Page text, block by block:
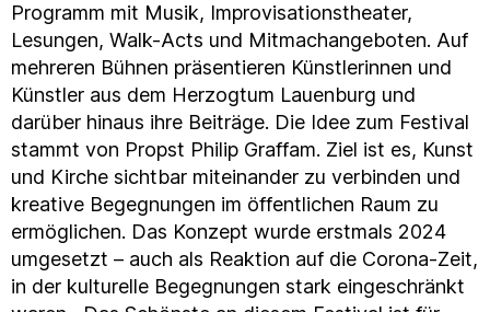
Programm mit Musik, Improvisationstheater,
Lesungen, Walk-Acts und Mitmachangeboten. Auf
mehreren Bühnen präsentieren Künstlerinnen und
Künstler aus dem Herzogtum Lauenburg und
darüber hinaus ihre Beiträge. Die Idee zum Festival
stammt von Propst Philip Graffam. Ziel ist es, Kunst
und Kirche sichtbar miteinander zu verbinden und
kreative Begegnungen im öffentlichen Raum zu
ermöglichen. Das Konzept wurde erstmals 2024
umgesetzt – auch als Reaktion auf die Corona-Zeit,
in der kulturelle Begegnungen stark eingeschränkt